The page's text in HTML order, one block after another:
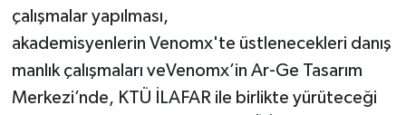
çalışmalar yapılması,
akademisyenlerin Venomx'te üstlenecekleri danış
manlık çalışmaları veVenomx’in Ar-Ge Tasarım
Merkezi’nde, KTÜ İLAFAR ile birlikte yürüteceği